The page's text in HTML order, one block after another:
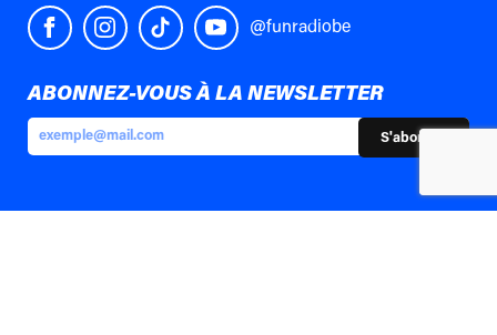
@funradiobe
ABONNEZ-VOUS À LA NEWSLETTER